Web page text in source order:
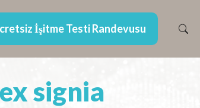
İşitme Testi Randevusu
signia